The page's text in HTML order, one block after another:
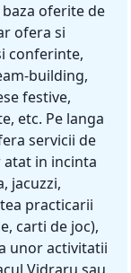
oferite de
ofera si
conferinte,
building,
festive,
etc. Pe langa
servicii de
in incinta
jacuzzi,
practicarii
carti de joc),
unor activitatii